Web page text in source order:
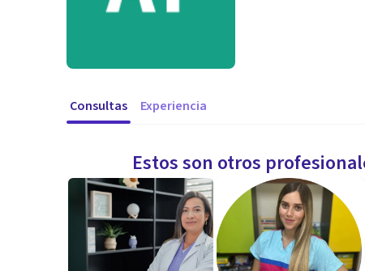
Consultas Experiencia
Estos son otros